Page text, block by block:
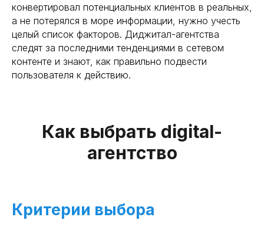
конвертировал потенциальных клиентов в реальных,
а не потерялся в море информации, нужно учесть
целый список факторов. Диджитал-агентства
следят за последними тенденциями в сетевом
контенте и знают, как правильно подвести
пользователя к действию.
Как выбрать digital-
агентство
Критерии выбора